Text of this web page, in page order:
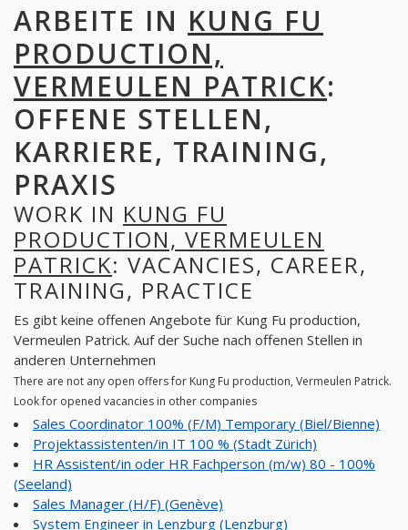
ARBEITE IN KUNG FU
PRODUCTION,
VERMEULEN PATRICK:
OFFENE STELLEN,
KARRIERE, TRAINING,
PRAXIS
WORK IN KUNG FU
PRODUCTION, VERMEULEN
PATRICK: VACANCIES, CAREER,
TRAINING, PRACTICE
Es gibt keine offenen Angebote für Kung Fu production,
Vermeulen Patrick. Auf der Suche nach offenen Stellen in
anderen Unternehmen
There are not any open offers for Kung Fu production, Vermeulen Patrick.
Look for opened vacancies in other companies
Sales Coordinator 100% (F/M) Temporary (Biel/Bienne)
Projektassistenten/in IT 100 % (Stadt Zürich)
HR Assistent/in oder HR Fachperson (m/w) 80 - 100%
(Seeland)
Sales Manager (H/F) (Genève)
System Engineer in Lenzburg (Lenzburg)